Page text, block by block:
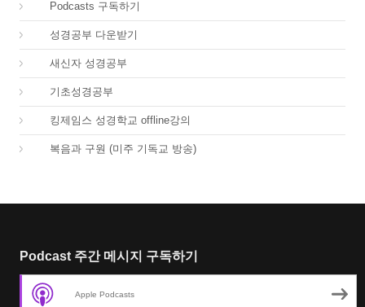
Podcasts 구독하기
성경공부 다운받기
새신자 성경공부
기초성경공부
킹제임스 성경학교 offline강의
복음과 구원 (미주 기독교 방송)
Podcast 주간 메시지 구독하기
Apple Podcasts